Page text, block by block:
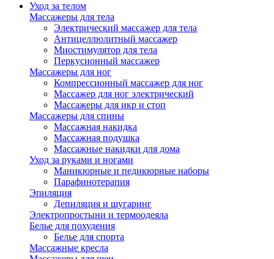
Уход за телом
Массажеры для тела
Электрический массажер для тела
Антицеллюлитный массажер
Миостимулятор для тела
Перкусионный массажер
Массажеры для ног
Компрессионный массажер для ног
Массажер для ног электрический
Массажеры для икр и стоп
Массажеры для спины
Массажная накидка
Массажная подушка
Массажные накидки для дома
Уход за руками и ногами
Маникюрные и педикюрные наборы
Парафинотерапия
Эпиляция
Депиляция и шугаринг
Электропростыни и термоодеяла
Белье для похудения
Белье для спорта
Массажные кресла